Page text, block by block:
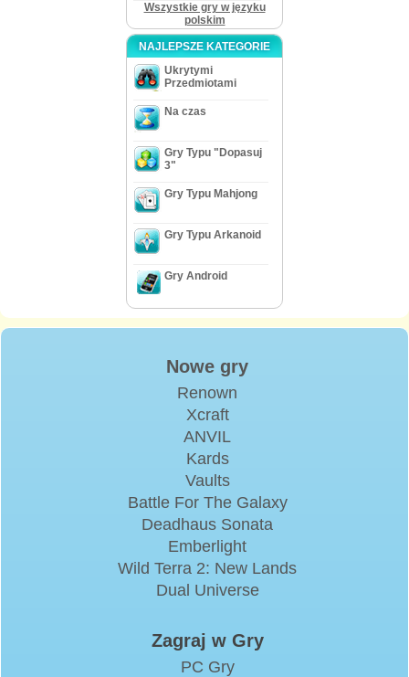
Wszystkie gry w języku
polskim
NAJLEPSZE KATEGORIE
Ukrytymi
Przedmiotami
Na czas
Gry Typu "Dopasuj
3"
Gry Typu Mahjong
Gry Typu Arkanoid
Gry Android
Nowe gry
Renown
Xcraft
ANVIL
Kards
Vaults
Battle For The Galaxy
Deadhaus Sonata
Emberlight
Wild Terra 2: New Lands
Dual Universe
Zagraj w Gry
PC Gry